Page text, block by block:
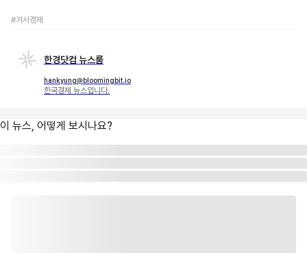
#거시경제
한경닷컴 뉴스룸
hankyung@bloomingbit.io
한국경제 뉴스입니다.
이 뉴스, 어떻게 보시나요?